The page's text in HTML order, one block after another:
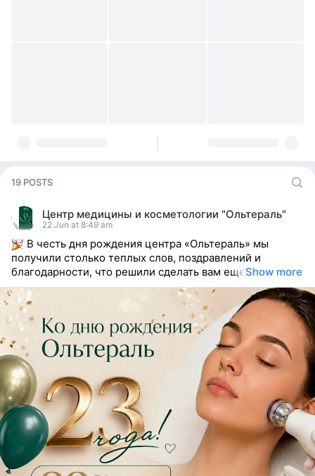
19 POSTS
Центр медицины и косметологии "Ольтераль"
22 Jun at 8:49 am
В честь дня рождения центра «Ольтераль» мы
получили столько теплых слов, поздравлений и
благодарности, что решили сделать вам ещеShow more